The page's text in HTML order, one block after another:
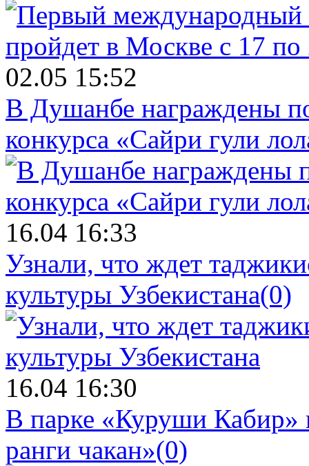
02.05 15:52
В Душанбе награждены
конкурса «Сайри гули
16.04 16:33
Узнали, что ждет
культуры Узбекистана(0)
16.04 16:30
В парке «Куруши Кабир»
ранги чакан»(0)